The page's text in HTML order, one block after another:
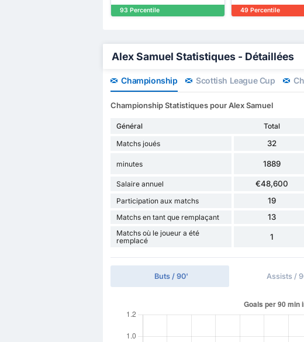
93 Percentile
49 Percentile
Alex Samuel Statistiques - Détaillées
Championship Scottish League Cup
Championship Statistiques pour Alex Samuel
Général Total
Matchs joués
32
minutes 1889
Salaire annuel €48,600
Participation aux matchs 19
Matchs en tant que remplaçant 13
Matchs où le joueur a été
remplacé
1
Buts / 90' Assists /